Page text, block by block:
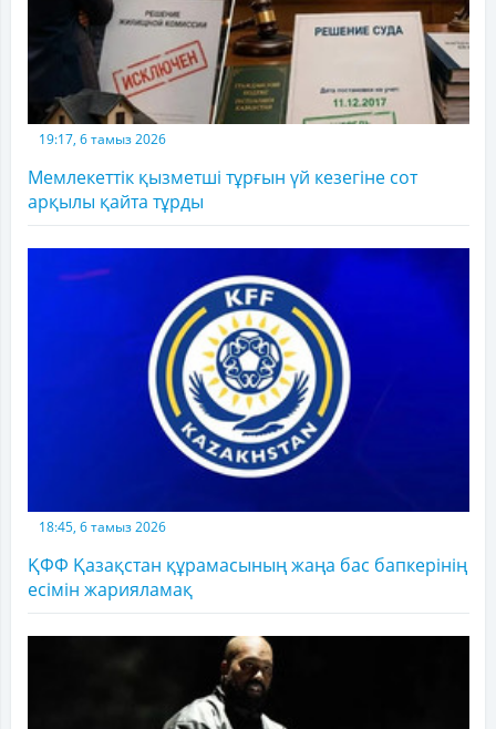
19:17, 6 тамыз 2026
Мемлекеттік қызметші тұрғын үй кезегіне сот
арқылы қайта тұрды
18:45, 6 тамыз 2026
ҚФФ Қазақстан құрамасының жаңа бас бапкерінің
есімін жарияламақ